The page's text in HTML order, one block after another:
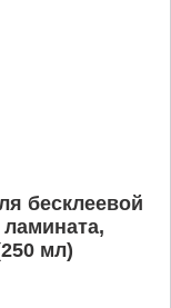
бесклеевой
мл)